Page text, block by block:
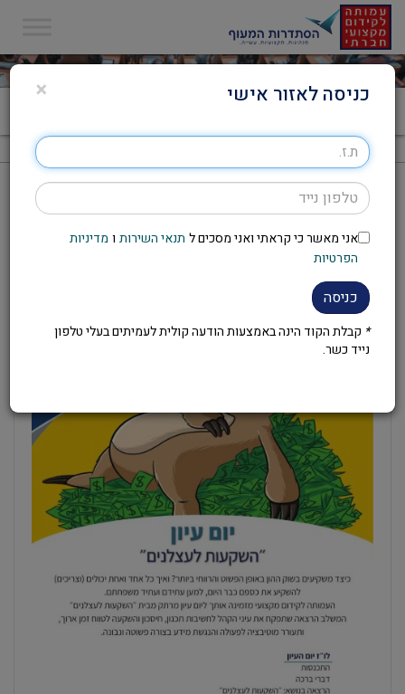
השקעות לעצלנים
להזמנת יום העיון מלאו את הטופס ושלחו אותו ל-yi@s-
on.co.il
.
לצפייה והורדת טופס הזמנת יום עיון
× כניסה לאזור אישי
אני מאשר כי קראתי ואני מסכים ל תנאי השירות ו מדיניות
הפרטיות
כניסה
* קבלת הקוד הינה באמצעות הודעה קולית לעמיתים בעלי טלפון
נייד כשר.